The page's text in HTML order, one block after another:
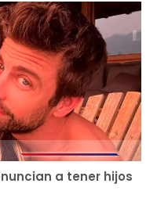
a tener hijos